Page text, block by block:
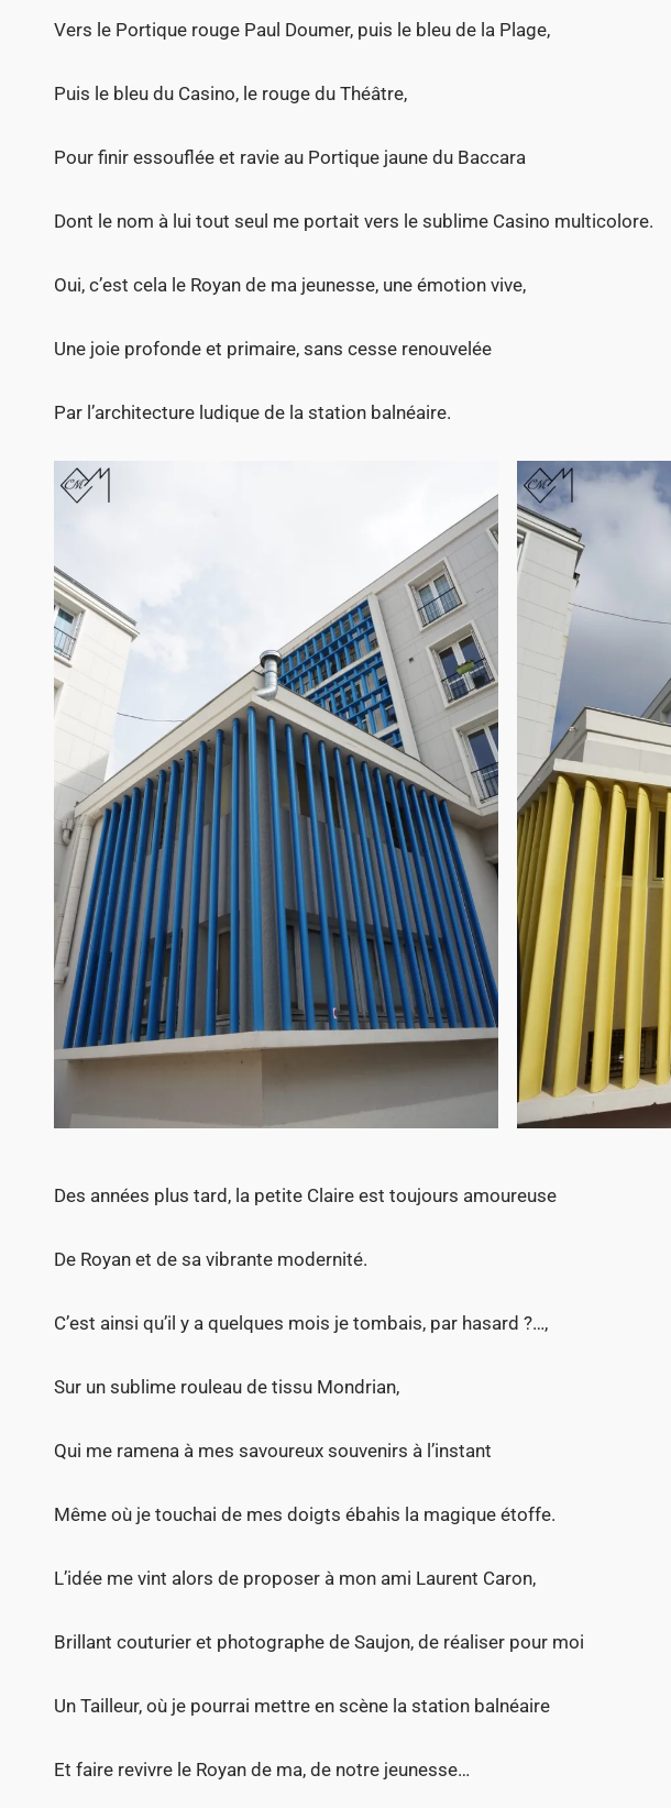
Vers le Portique rouge Paul Doumer, puis le bleu de la Plage,
Puis le bleu du Casino, le rouge du Théâtre,
Pour finir essouflée et ravie au Portique jaune du Baccara
Dont le nom à lui tout seul me portait vers le sublime Casino multicolore.
Oui, c’est cela le Royan de ma jeunesse, une émotion vive,
Une joie profonde et primaire, sans cesse renouvelée
Par l’architecture ludique de la station balnéaire.
Des années plus tard, la petite Claire est toujours amoureuse
De Royan et de sa vibrante modernité.
C’est ainsi qu’il y a quelques mois je tombais, par hasard ?…,
Sur un sublime rouleau de tissu Mondrian,
Qui me ramena à mes savoureux souvenirs à l’instant
Même où je touchai de mes doigts ébahis la magique étoffe.
L’idée me vint alors de proposer à mon ami Laurent Caron,
Brillant couturier et photographe de Saujon, de réaliser pour moi
Un Tailleur, où je pourrai mettre en scène la station balnéaire
Et faire revivre le Royan de ma, de notre jeunesse…